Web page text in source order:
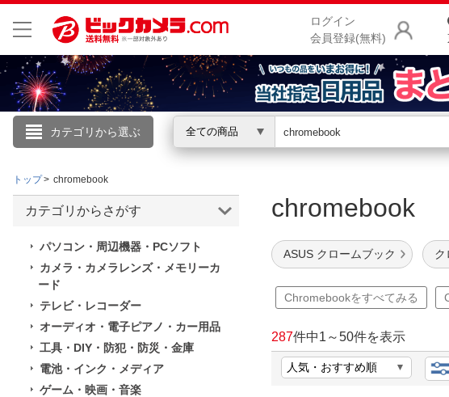
ログイン
会員登録(無料)
カテゴリから選ぶ 全ての商品
こんにちは
お買いもの履歴
閲覧履歴
ほしいもの
お
よ
トップ chromebook
chromebook
ASUS クロームブック ク
Chromebookをすべてみる
287件中1 ～50件を表示
カテゴリからさがす
パソコン・周辺機器・PCソフト
カメラ・カメラレンズ・メモリーカ
ード
テレビ・レコーダー
オーディオ・電子ピアノ・カー用品
工具・DIY・防犯・防災・金庫
電池・インク・メディア
ゲーム・映画・音楽